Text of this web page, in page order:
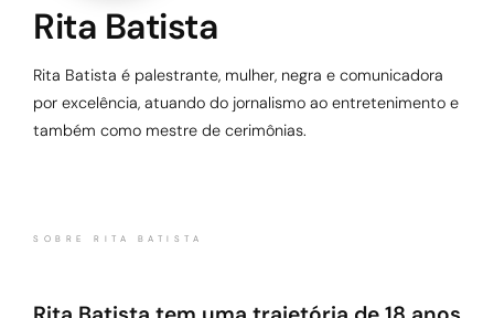
Rita Batista
Rita Batista é palestrante, mulher, negra e comunicadora
por excelência, atuando do jornalismo ao entretenimento e
também como mestre de cerimônias.
SOBRE RITA BATISTA